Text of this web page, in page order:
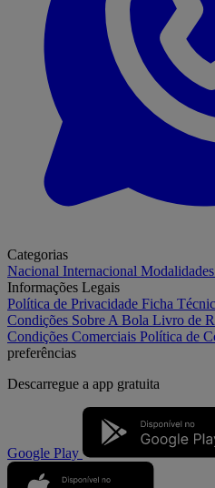
Categorias
Nacional Internacional Modalidades
Informações Legais
Política de Privacidade Ficha
Condições Sobre A Bola Livro de
Condições Comerciais Política de
preferências
Descarregue a app gratuita
Google Play